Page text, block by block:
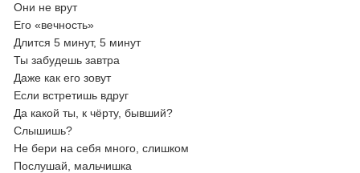
Они не врут
Его «вечность»
Длится 5 минут, 5 минут
Ты забудешь завтра
Даже как его зовут
Если встретишь вдруг
Да какой ты, к чёрту, бывший?
Слышишь?
Не бери на себя много, слишком
Послушай, мальчишка